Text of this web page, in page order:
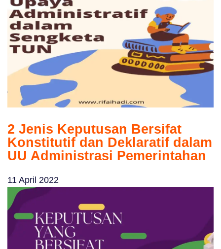
2 Jenis Keputusan Bersifat
Konstitutif dan Deklaratif dalam
UU Administrasi Pemerintahan
11 April 2022